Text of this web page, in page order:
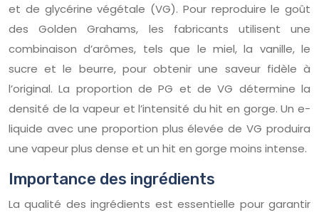
et de glycérine végétale (VG). Pour reproduire le goût
des Golden Grahams, les fabricants utilisent une
combinaison d’arômes, tels que le miel, la vanille, le
sucre et le beurre, pour obtenir une saveur fidèle à
l’original. La proportion de PG et de VG détermine la
densité de la vapeur et l’intensité du hit en gorge. Un e-
liquide avec une proportion plus élevée de VG produira
une vapeur plus dense et un hit en gorge moins intense.
Importance des ingrédients
La qualité des ingrédients est essentielle pour garantir